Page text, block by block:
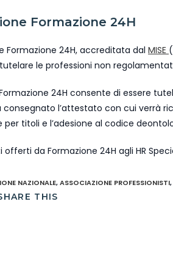
Formazione 24H
Formazione 24H, accreditata dal MISE
le professioni non
Formazione 24H consente di essere
consegnato l’attestato con cui verrà
per titoli e l’adesione al codice
offerti da Formazione 24H agli HR
NAZIONALE,ASSOCIAZIONE PROFESSIONISTI,
THIS